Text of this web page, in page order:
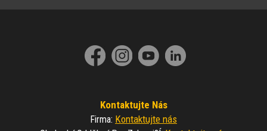
Kontaktujte Nás
Firma: Kontaktujte nás